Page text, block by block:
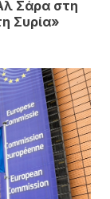
Σάρα στη
Συρία»